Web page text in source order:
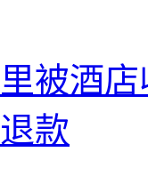
被酒
款